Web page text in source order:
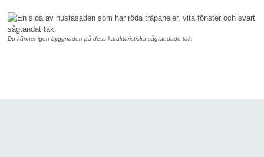
Du känner igen byggnaden på dess karaktäristiska sågtandade tak.